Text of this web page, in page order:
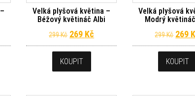
byla: 299 Kč.
cena je: 269 Kč.
Velká plyšová květina –
Béžový květináč Albi
299Kč Původní cena byla: 299 Kč.
269 Kč Aktuální cena je: 269 Kč.
KOUPIT
Velká plyšová
Modrý
299Kč 269
KOUPIT